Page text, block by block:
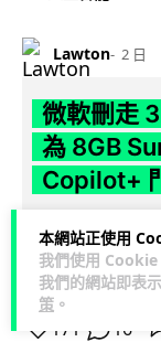
本網站正使用
我們使用 Cookie
我們的網站即表
策 。
Lawton 2 日
微軟刪走
為 8GB
Copilot+
Microsoft 被發現
置 32GB RAM 的
門... 閱讀全文
171 16